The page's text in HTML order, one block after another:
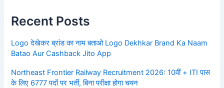
Recent Posts
Logo देखेकर ब्रांड का नाम बताओ Logo Dekhkar Brand Ka Naam
Batao Aur Cashback Jito App
Northeast Frontier Railway Recruitment 2026: 10वीं + ITI पास
के लिए 6777 पदों पर भर्ती, बिना परीक्षा होगा चयन